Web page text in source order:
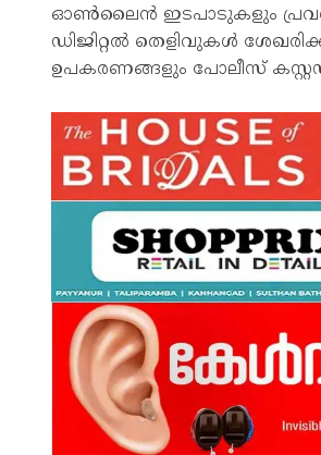
ഓൺലൈൻ ഇടപാടുകളും
ഡിജിറ്റൽ തെളിവുകൾ
ഉപകരണങ്ങളും പോലീസ്